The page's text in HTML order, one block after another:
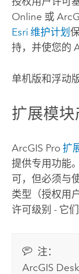
Online 或
Esri 维护计划
持，并使您的
单机版和浮动
扩展模
ArcGIS Pro 扩
提供专用功能
可，但必须与
类型（授权用
许可级别 - 它
注：
ArcGIS